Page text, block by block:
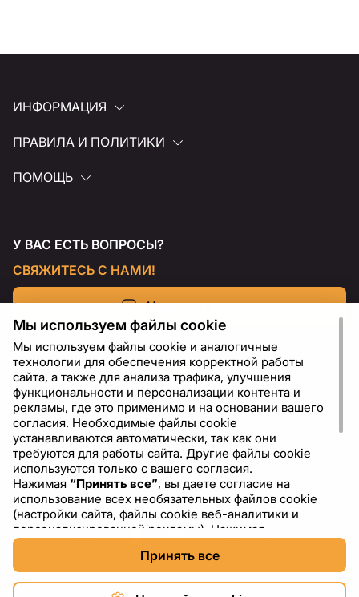
ИНФОРМАЦИЯ
ПРАВИЛА И ПОЛИТИКИ
ПОМОЩЬ
У ВАС ЕСТЬ ВОПРОСЫ?
СВЯЖИТЕСЬ С НАМИ!
Напишите нам
RU USD - US Dollar ($)
Мы используем файлы cookie
Мы используем файлы cookie и аналогичные
технологии для обеспечения корректной работы
сайта, а также для анализа трафика, улучшения
функциональности и персонализации контента и
рекламы, где это применимо и на основании вашего
согласия. Необходимые файлы cookie
устанавливаются автоматически, так как они
требуются для работы сайта. Другие файлы cookie
используются только с вашего согласия.
Нажимая “Принять все”, вы даете согласие на
использование всех необязательных файлов cookie
(настройки сайта, файлы cookie веб-аналитики и
персонализированной рекламы). Нажимая
“Отклонить все”
необходимые файлы cookie. Нажимая
cookie”, вы можете выбрать, какие категории файлов
cookie разрешить или отключить. Вы можете
Принять все